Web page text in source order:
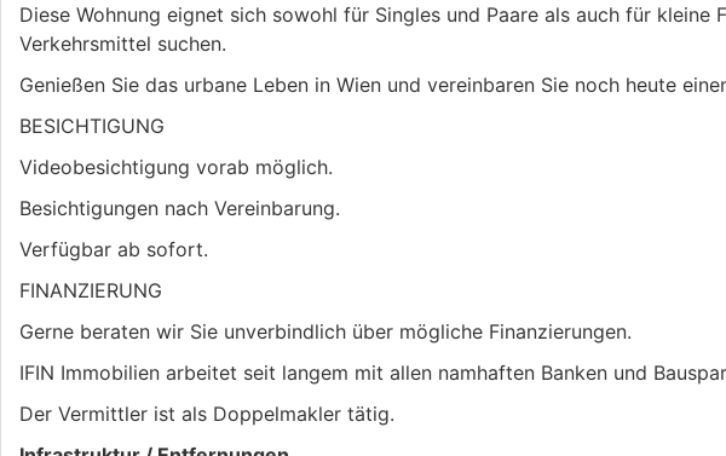
Diese Wohnung eignet sich sowohl für Singles und Paare als auch für
Verkehrsmittel suchen.
Genießen Sie das urbane Leben in Wien und vereinbaren Sie noch heute
BESICHTIGUNG
Videobesichtigung vorab möglich.
Besichtigungen nach Vereinbarung.
Verfügbar ab sofort.
FINANZIERUNG
Gerne beraten wir Sie unverbindlich über mögliche Finanzierungen.
IFIN Immobilien arbeitet seit langem mit allen namhaften Banken und
Der Vermittler ist als Doppelmakler tätig.